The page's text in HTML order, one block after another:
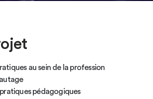
au sein de la profession
pédagogiques